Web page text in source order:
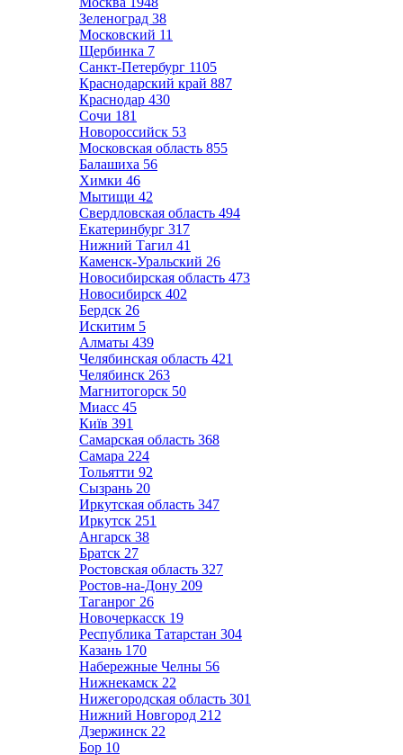
Зеленоград 38
Московский 11
Щербинка 7
Санкт-Петербург 1105
Краснодарский край 887
Краснодар 430
Сочи 181
Новороссийск 53
Московская область 855
Балашиха 56
Химки 46
Мытищи 42
Свердловская область 494
Екатеринбург 317
Нижний Тагил 41
Каменск-Уральский 26
Новосибирская область 473
Новосибирск 402
Бердск 26
Искитим 5
Алматы 439
Челябинская область 421
Челябинск 263
Магнитогорск 50
Миасс 45
Київ 391
Самарская область 368
Самара 224
Тольятти 92
Сызрань 20
Иркутская область 347
Иркутск 251
Ангарск 38
Братск 27
Ростовская область 327
Ростов-на-Дону 209
Таганрог 26
Новочеркасск 19
Республика Татарстан 304
Казань 170
Набережные Челны 56
Нижнекамск 22
Нижегородская область 301
Нижний Новгород 212
Дзержинск 22
Бор 10